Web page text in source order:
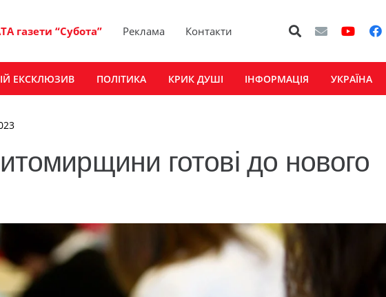
газети “Субота” Реклама Контакти
ЕКСКЛЮЗИВ ПОЛІТИКА КРИК ДУШІ ІНФОРМАЦІЯ УКРАЇНА
готові до нового